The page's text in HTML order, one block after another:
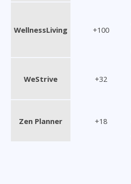
WellnessLiving +100
WeStrive +32
Zen Planner +18